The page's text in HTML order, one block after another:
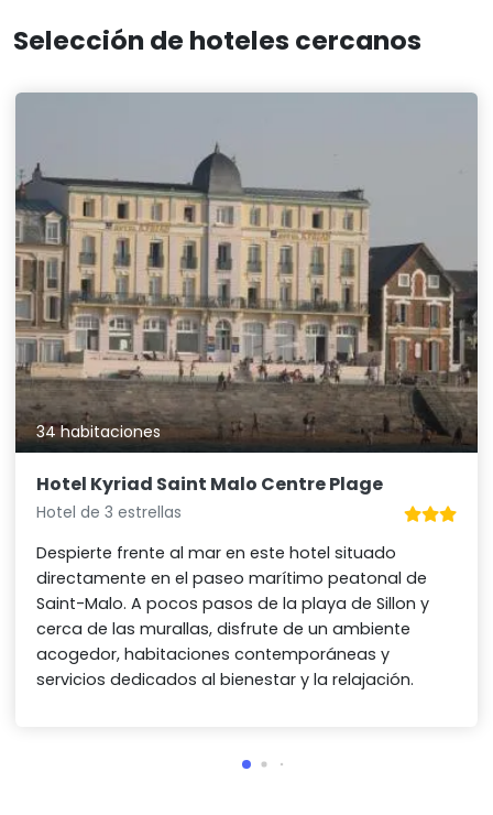
Selección de hoteles cercanos
34 habitaciones
Hotel Kyriad Saint Malo Centre Plage
Hotel de 3 estrellas
Despierte frente al mar en este hotel situado
directamente en el paseo marítimo peatonal de
Saint-Malo. A pocos pasos de la playa de Sillon y
cerca de las murallas, disfrute de un ambiente
acogedor, habitaciones contemporáneas y
servicios dedicados al bienestar y la relajación.